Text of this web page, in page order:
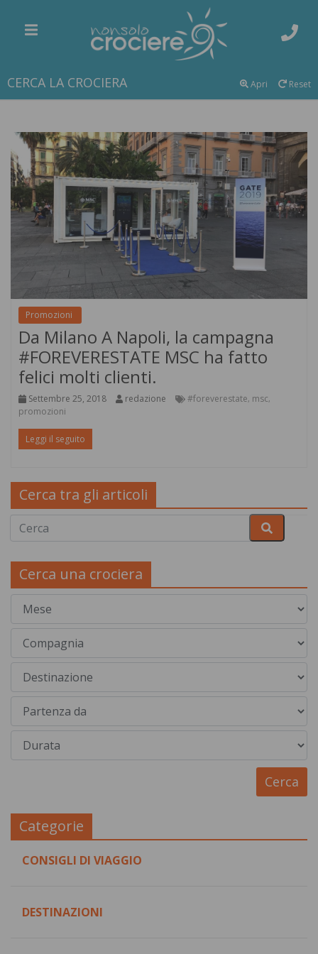
CERCA LA CROCIERA Reset
Apri
Promozioni
Da Milano A Napoli, la campagna
#FOREVERESTATE MSC ha fatto
felici molti clienti.
Settembre 25, 2018 redazione #foreverestate, msc,
promozioni
Leggi il seguito
Cerca tra gli articoli
Cerca una crociera
Categorie
CONSIGLI DI VIAGGIO
DESTINAZIONI